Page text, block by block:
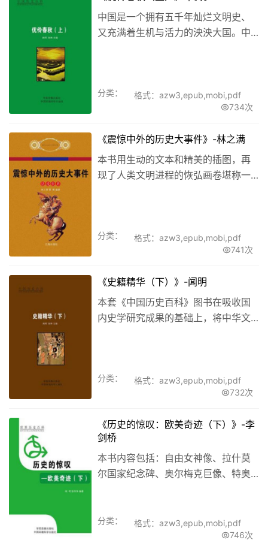
中国是一个拥有五千年灿烂文明史、
又充满着生机与活力的泱泱大国。中
分类：
格式：azw3,epub,mobi,pdf
734次
《震惊中外的历史大事件》-林之满
本书用生动的文本和精美的插图，再
现了人类文明进程的恢弘画卷堪称一
的魅力，成就一部好读又好看的世界
分类：
格式：azw3,epub,mobi,pdf
741次
《史籍精华（下）》-闻明
本套《中国历史百科》图书在吸收国
内史学研究成果的基础上，将中华文
329多万字的文字叙述，全方位介绍
分类：
格式：azw3,epub,mobi,pdf
732次
《历史的惊叹：欧美奇迹（下）》-李
剑桥
本书内容包括：自由女神像、拉什莫
尔国家纪念碑、奥尔梅克巨像、特奥
洲文明奇迹等。
分类：
格式：azw3,epub,mobi,pdf
746次